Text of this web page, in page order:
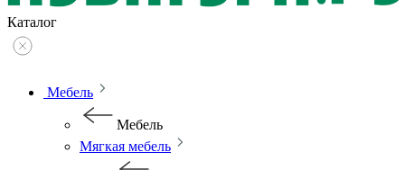
Каталог
Мебель
Мебель
Мягкая мебель